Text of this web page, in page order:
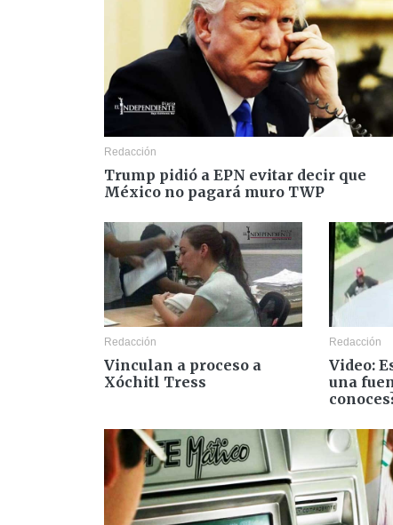
Redacción
Trump pidió a EPN evitar decir que
México no pagará muro TWP
Redacción
Vinculan a proceso a
Xóchitl Tress
Redacción
Video:
una